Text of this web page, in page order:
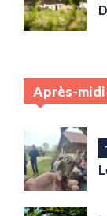
Après-midi